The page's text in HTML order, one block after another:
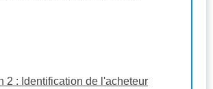
2 : Identification de l'acheteur